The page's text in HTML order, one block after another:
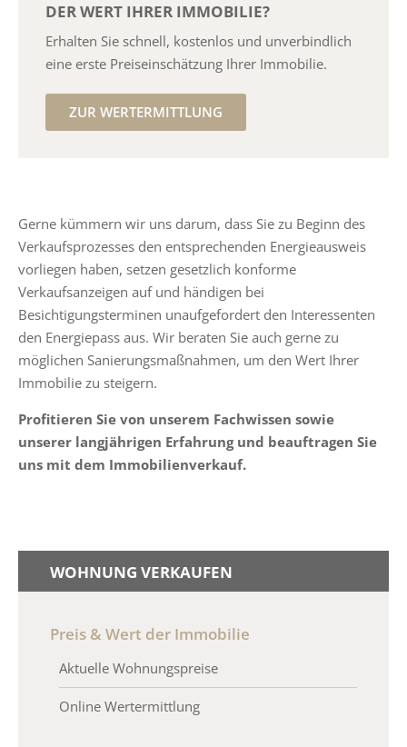
DER WERT IHRER IMMOBILIE?
Erhalten Sie schnell, kostenlos und unverbindlich
eine erste Preiseinschätzung Ihrer Immobilie.
ZUR WERTERMITTLUNG
Gerne kümmern wir uns darum, dass Sie zu Beginn des
Verkaufsprozesses den entsprechenden Energieausweis
vorliegen haben, setzen gesetzlich konforme
Verkaufsanzeigen auf und händigen bei
Besichtigungsterminen unaufgefordert den Interessenten
den Energiepass aus. Wir beraten Sie auch gerne zu
möglichen Sanierungsmaßnahmen, um den Wert Ihrer
Immobilie zu steigern.
Profitieren Sie von unserem Fachwissen sowie
unserer langjährigen Erfahrung und beauftragen Sie
uns mit dem Immobilienverkauf.
WOHNUNG VERKAUFEN
Preis & Wert der Immobilie
Aktuelle Wohnungspreise
Online Wertermittlung